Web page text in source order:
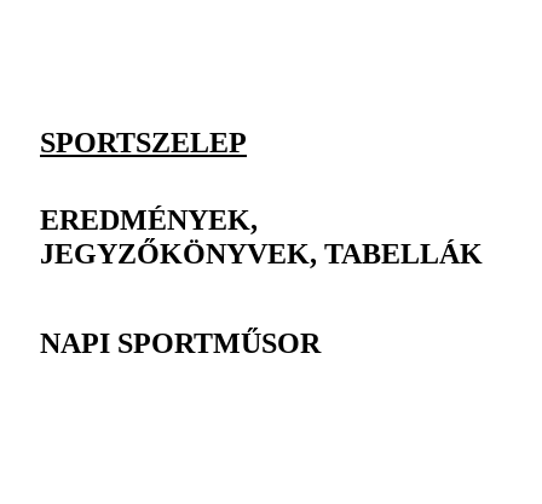
SPORTSZELEP
EREDMÉNYEK,
JEGYZŐKÖNYVEK, TABELLÁK
NAPI SPORTMŰSOR